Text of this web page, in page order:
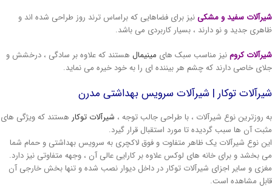
سفید و مشکینیز برای فضاهایی که براساس ترند روز طراحی شده اند و
جدید و نو دارند ، بسیار کاربردی می باشد.
کرومنیز مناسب سبک هایمینیمالهستند که علاوه بر سادگی ، درخشش و
خاصی دارند که چشم هر بیننده ای را به خود خیره می نماید.
توکار | شیرآلات سرویس بهداشتی مدرن
روزترین نوع شیرآلات ، با طراحی جالب توجه ، شیرآلات توکارهستند که ویژگی های
آن ها سبب گردیده تا مورد استقبال قرار گیرد.
نوع شیرآلات یک ظاهر متفاوت و فوق لاکچری به سرویس بهداشتی و حمام شما
بخشد و برای خانه های لوکس علاوه بر کارایی عالی آن ، وجهه متفاوتی نیز دارد.
و سایر اجزای شیرآلات توکار در داخل دیوار نصب شده و تنها بخش خارجی آن
مشاهده است.